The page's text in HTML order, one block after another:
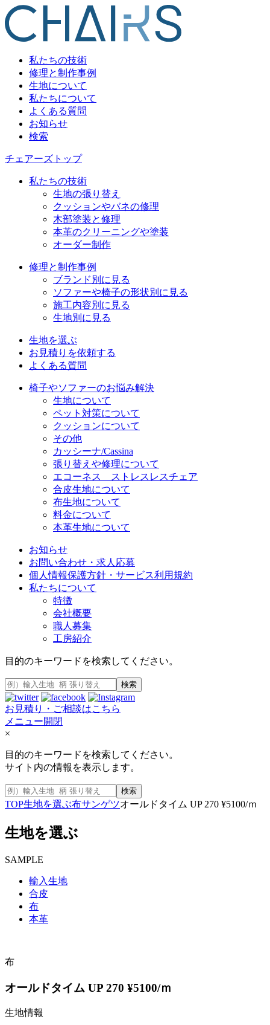
私たちの技術
修理と制作事例
生地について
私たちについて
よくある質問
お知らせ
検索
チェアーズトップ
私たちの技術
生地の張り替え
クッションやバネの修理
木部塗装と修理
本革のクリーニングや塗装
オーダー制作
修理と制作事例
ブランド別に見る
ソファーや椅子の形状別に見る
施工内容別に見る
生地別に見る
生地を選ぶ
お見積りを依頼する
よくある質問
椅子やソファーのお悩み解決
生地について
ペット対策について
クッションについて
その他
カッシーナ/Cassina
張り替えや修理について
エコーネス ストレスレスチェア
合皮生地について
布生地について
料金について
本革生地について
お知らせ
お問い合わせ・求人応募
個人情報保護方針・サービス利用規約
私たちについて
特徴
会社概要
職人募集
工房紹介
目的のキーワードを検索してください。
検索
お見積り・ご相談はこちら
メニュー開閉
×
目的のキーワードを検索してください。
サイト内の情報を表示します。
検索
TOP生地を選ぶ布サンゲツオールドタイム UP 270 ¥5100/ｍ
生地を選ぶ
SAMPLE
輸入生地
合皮
布
本革
布
オールドタイム UP 270 ¥5100/ｍ
生地情報